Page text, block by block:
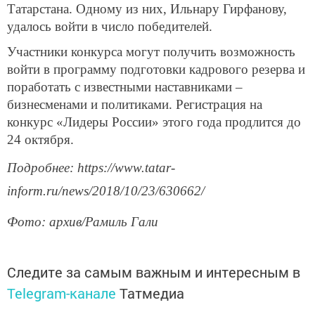
Татарстана. Одному из них, Ильнару Гирфанову,
удалось войти в число победителей.
Участники конкурса могут получить возможность
войти в программу подготовки кадрового резерва и
поработать с известными наставниками –
бизнесменами и политиками. Регистрация на
конкурс «Лидеры России» этого года продлится до
24 октября.
Подробнее: https://www.tatar-
inform.ru/news/2018/10/23/630662/
Фото: архив/Рамиль Гали
Следите за самым важным и интересным в
Telegram-канале Татмедиа